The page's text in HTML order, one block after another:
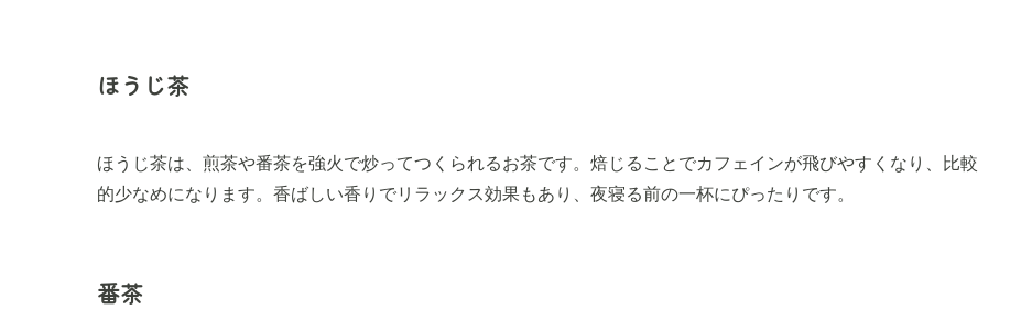
ほうじ茶
ほうじ茶は、煎茶や番茶を強火で炒ってつくられるお茶です。焙じることでカフェインが飛びやすくなり、比較
的少なめになります。香ばしい香りでリラックス効果もあり、夜寝る前の一杯にぴったりです。
番茶